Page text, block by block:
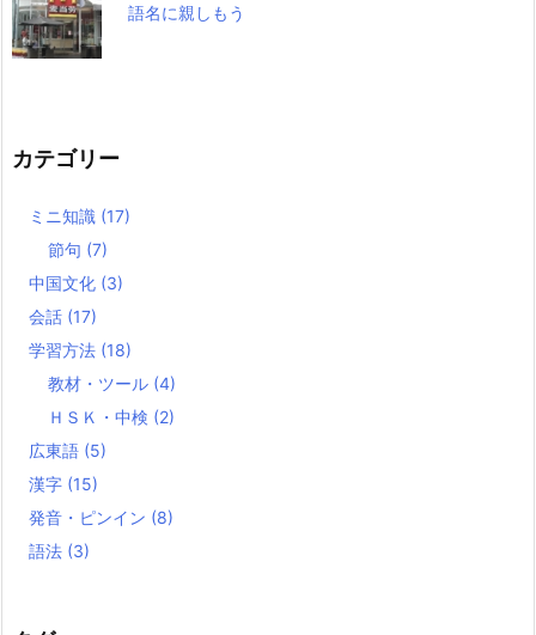
語名に親しもう
カテゴリー
ミニ知識 (17)
節句 (7)
中国文化 (3)
会話 (17)
学習方法 (18)
教材・ツール (4)
ＨＳＫ・中検 (2)
広東語 (5)
漢字 (15)
発音・ピンイン (8)
語法 (3)